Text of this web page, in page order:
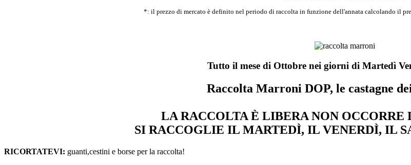
*: il prezzo di mercato è definito nel periodo di raccolta in funzione dell'annata calcolando il
Tutto il mese di Ottobre nei giorni di Martedì
Raccolta Marroni DOP, le castagne
LA RACCOLTA È LIBERA NON OCCORRE
SI RACCOGLIE IL MARTEDÌ, IL VENERDÌ, IL
RICORTATEVI: guanti,cestini e borse per la raccolta!